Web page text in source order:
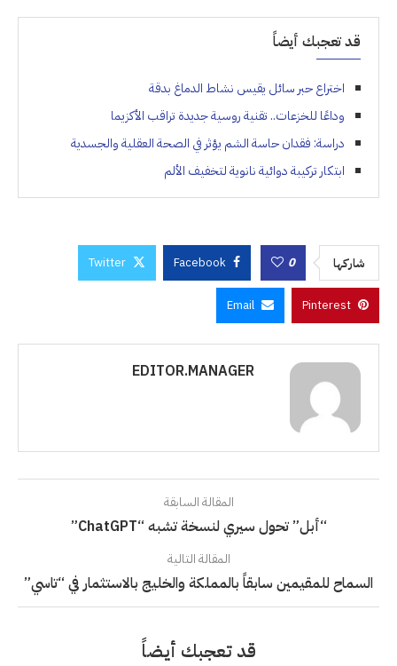
قد تعجبك أيضاً
اختراع حبر سائل يقيس نشاط الدماغ بدقة
وداعًا للخزعات.. تقنية روسية جديدة تراقب الأكزيما
دراسة: فقدان حاسة الشم يؤثر في الصحة العقلية والجسدية
ابتكار تركيبة دوائية نانوية لتخفيف الألم
شاركها 0
Facebook
Twitter
Pinterest
Email
EDITOR.MANAGER
المقالة السابقة
“أبل” تحول سيري لنسخة تشبه “ChatGPT”
المقالة التالية
السماح للمقيمين سابقاً بالمملكة والخليج بالاستثمار في “تاسي”
قد تعجبك أيضاً